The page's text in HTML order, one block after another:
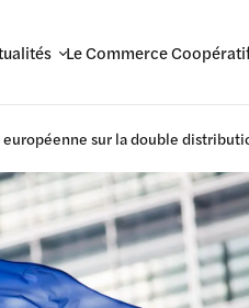
Le Commerce
sur la double